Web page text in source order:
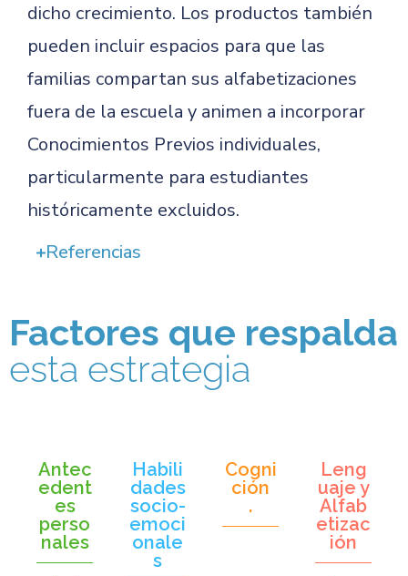
dicho crecimiento. Los productos también
pueden incluir espacios para que las
familias compartan sus alfabetizaciones
fuera de la escuela y animen a incorporar
Conocimientos Previos individuales,
particularmente para estudiantes
históricamente excluidos.
Referencias
Factores que respalda
esta estrategia
Antec
edent
es
perso
nales
Habili
dades
socio-
emoci
onale
s
Cogni
ción
.
Leng
uaje y
Alfab
etizac
ión